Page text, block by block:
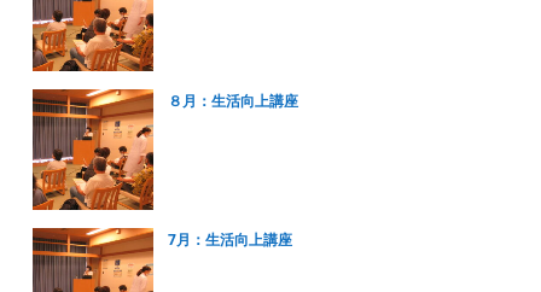
８月：生活向上講座
7月：生活向上講座